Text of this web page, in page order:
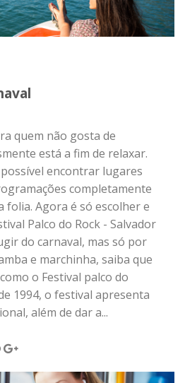
quem não gosta de
está a fim de relaxar.
encontrar lugares
completamente
folia. Agora é só escolher e
Palco do Rock - Salvador
do carnaval, mas só por
e marchinha, saiba que
o Festival palco do
1994, o festival apresenta
além de dar a...